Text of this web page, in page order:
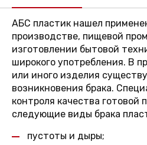
АБС пластик нашел
производстве, пищевой
изготовлении бытовой
широкого употребления. В
или иного изделия
возникновения брака.
контроля качества
следующие виды брака
пустоты и дыры;